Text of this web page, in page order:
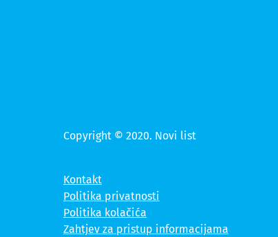
Copyright © 2020. Novi list
Kontakt
Politika privatnosti
Politika kolačića
Zahtjev za pristup informacijama